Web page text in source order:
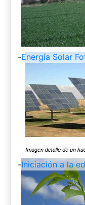
-Energía Solar
-Iniciación a la